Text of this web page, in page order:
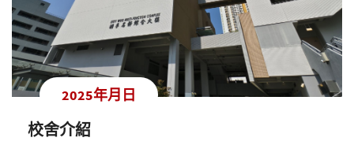
2025年月日
校舍介紹